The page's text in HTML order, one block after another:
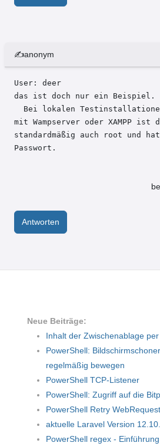
✍anonym
User: deer
das ist doch nur ein Beispiel.
mit Wampserver oder XAMPP ist
standardmäßig auch root und
Passwort.
Antworten
Neue Beiträge:
Inhalt der Zwischenablage
PowerShell:
regelmäßig bewegen
PowerShell TCP-Listener
PowerShell: Zugriff auf die
PowerShell Retry
aktuelle Laravel Version
PowerShell regex -